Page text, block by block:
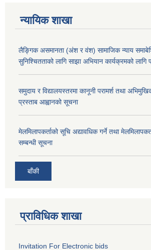
न्यायिक शाखा
लैङ्गिक असमानता (अंश र वंश) सामाजिक न्याय
सुनिश्चितताको लागि साझा अभियान कार्यक्रमको
समुदाय र विद्यालयस्तरमा कानूनी परामर्श तथा
प्रस्ताब आह्वानको सूचना
मेलमिलापकर्ताको सूचि अद्यावधिक गर्ने तथा
सम्बन्धी सूचना
बाँकी
प्राविधिक शाखा
Invitation For Electronic bids